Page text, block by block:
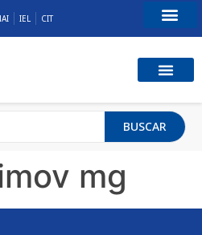
IEL CIT
BUSCAR
mg